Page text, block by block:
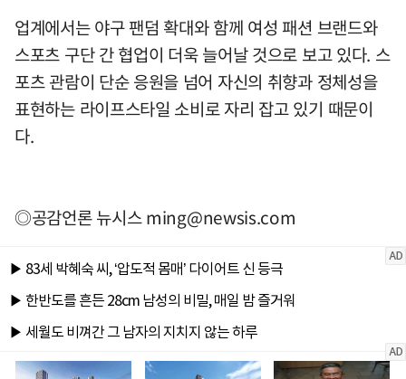
업계에서는 야구 팬덤 확대와 함께 여성 패션 브랜드와
스포츠 구단 간 협업이 더욱 늘어날 것으로 보고 있다. 스
포츠 관람이 단순 응원을 넘어 자신의 취향과 정체성을
표현하는 라이프스타일 소비로 자리 잡고 있기 때문이
다.
◎공감언론 뉴시스ming@newsis.com